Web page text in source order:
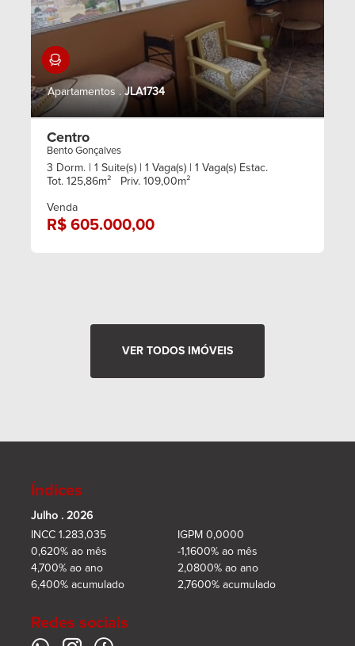
Semimobiliado
Apartamentos . JLA1734
Centro
Bento Gonçalves
3 Dorm. | 1 Suite(s) | 1 Vaga(s) | 1 Vaga(s) Estac.
Tot. 125,86m²
Priv. 109,00m²
Venda
R$ 605.000,00
VER TODOS IMÓVEIS
Índices
Julho . 2026
INCC 1.283,035
0,620% ao mês
4,700% ao ano
6,400% acumulado
IGPM 0,0000
-1,1600% ao mês
2,0800% ao ano
2,7600% acumulado
Redes sociais